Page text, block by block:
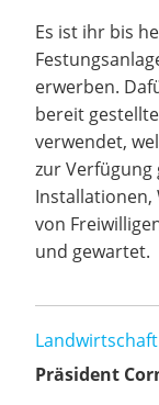
Es ist ihr bis
erwerben.
bereit
verwendet,
zur Verfügung
Installationen,
von
und gewartet.
Landwirtschaft
Präsident